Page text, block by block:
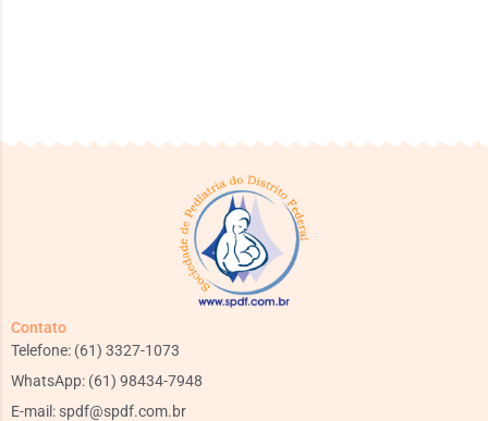
Contato
Telefone: (61) 3327-1073
WhatsApp: (61) 98434-7948
E-mail: spdf@spdf.com.br